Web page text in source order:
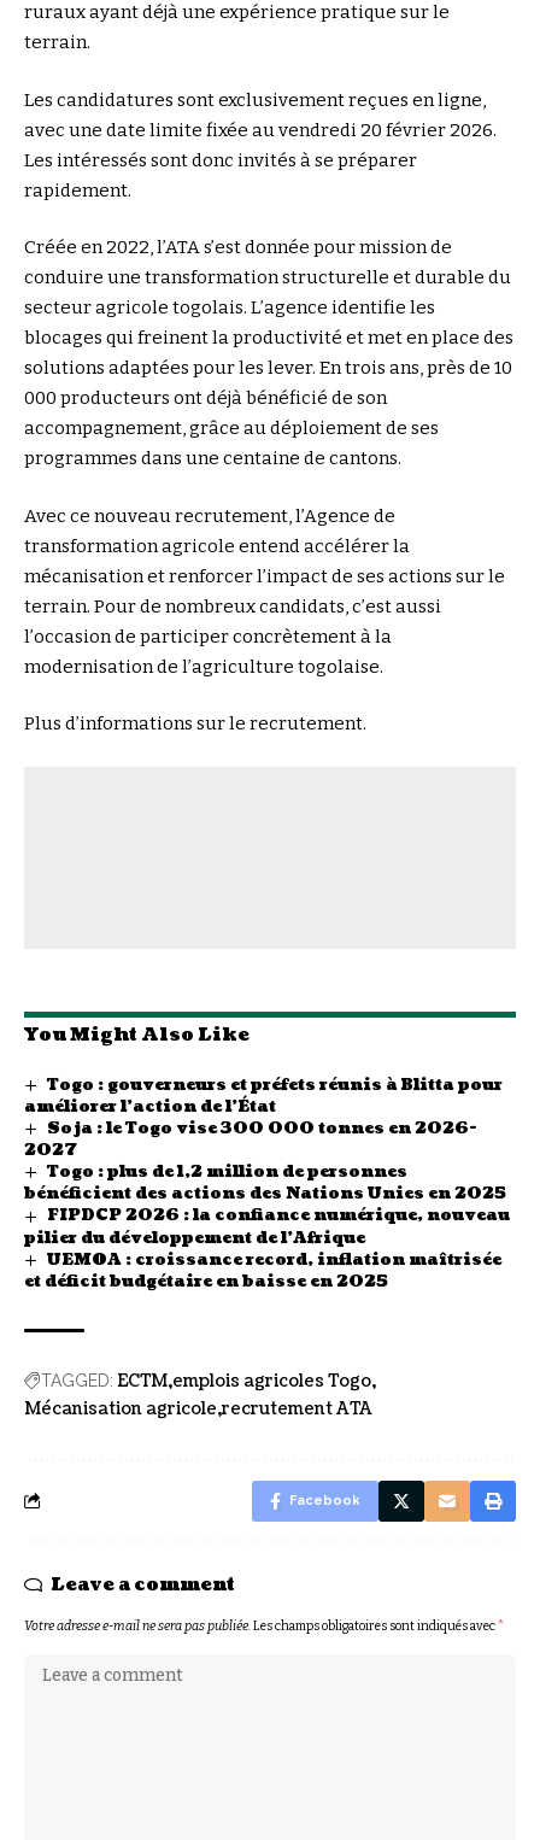
ruraux ayant déjà une expérience pratique sur le
terrain.
Les candidatures sont exclusivement reçues en ligne,
avec une date limite fixée au vendredi 20 février 2026.
Les intéressés sont donc invités à se préparer
rapidement.
Créée en 2022, l’ATA s’est donnée pour mission de
conduire une transformation structurelle et durable du
secteur agricole togolais. L’agence identifie les
blocages qui freinent la productivité et met en place des
solutions adaptées pour les lever. En trois ans, près de 10
000 producteurs ont déjà bénéficié de son
accompagnement, grâce au déploiement de ses
programmes dans une centaine de cantons.
Avec ce nouveau recrutement, l’Agence de
transformation agricole entend accélérer la
mécanisation et renforcer l’impact de ses actions sur le
terrain. Pour de nombreux candidats, c’est aussi
l’occasion de participer concrètement à la
modernisation de l’agriculture togolaise.
Plus d’informations sur le recrutement.
You Might Also Like
Togo : gouverneurs et préfets réunis à Blitta pour
améliorer l’action de l’État
Soja : le Togo vise 300 000 tonnes en 2026-
2027
Togo : plus de 1,2 million de personnes
bénéficient des actions des Nations Unies en 2025
FIPDCP 2026 : la confiance numérique, nouveau
pilier du développement de l’Afrique
UEMOA : croissance record, inflation maîtrisée
et déficit budgétaire en baisse en 2025
TAGGED: ECTM emplois agricoles Togo
Mécanisation agricole recrutement ATA
Facebook
Leave a comment
Votre adresse e-mail ne sera pas publiée.Les champs obligatoires sont indiqués avec*